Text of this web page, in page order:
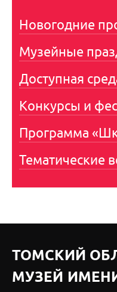
Новогодние
Музейные
Доступная
Конкурсы и
Программа
Тематические
ТОМСКИЙ
МУЗЕЙ